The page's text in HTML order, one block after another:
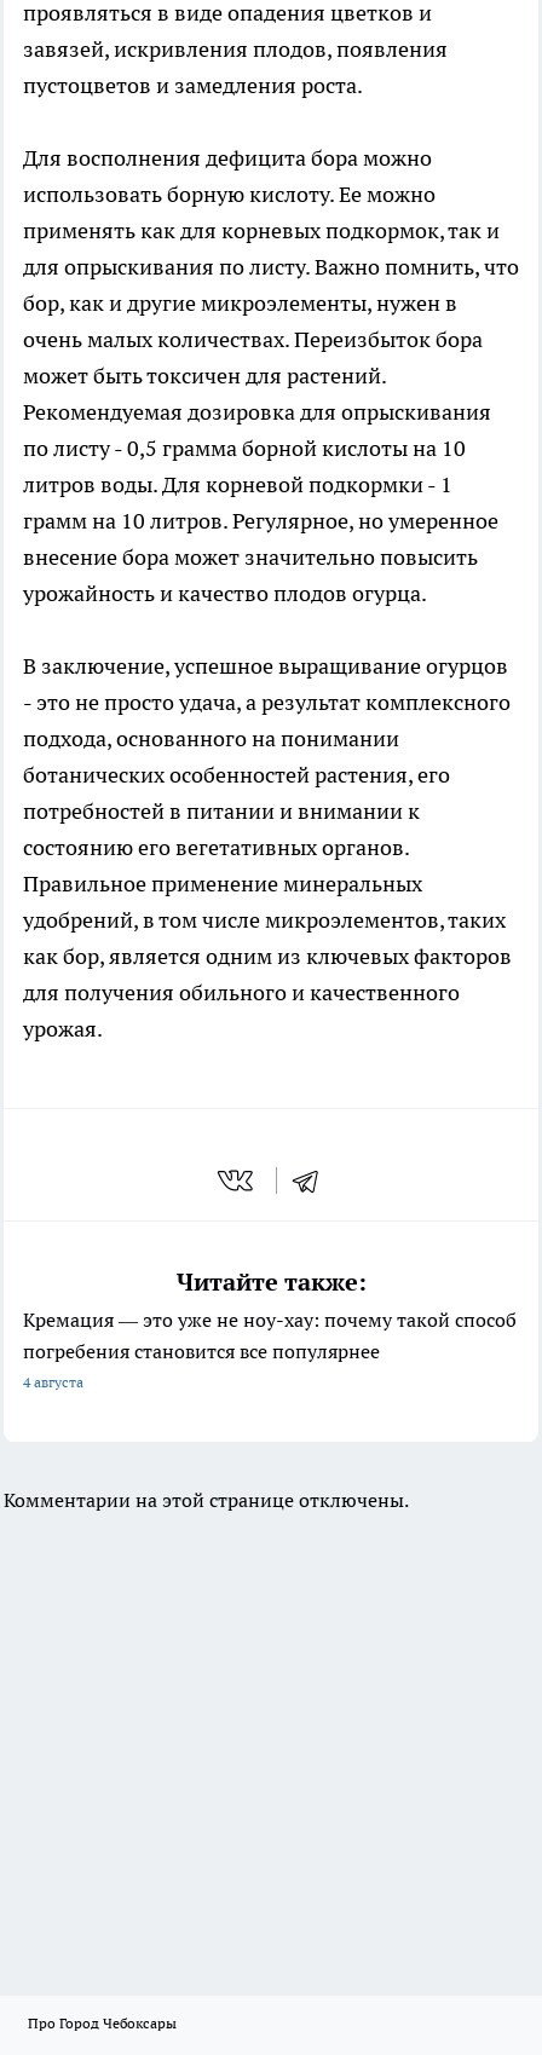
проявляться в виде опадения цветков и
завязей, искривления плодов, появления
пустоцветов и замедления роста.
Для восполнения дефицита бора можно
использовать борную кислоту. Ее можно
применять как для корневых подкормок, так и
для опрыскивания по листу. Важно помнить, что
бор, как и другие микроэлементы, нужен в
очень малых количествах. Переизбыток бора
может быть токсичен для растений.
Рекомендуемая дозировка для опрыскивания
по листу - 0,5 грамма борной кислоты на 10
литров воды. Для корневой подкормки - 1
грамм на 10 литров. Регулярное, но умеренное
внесение бора может значительно повысить
урожайность и качество плодов огурца.
В заключение, успешное выращивание огурцов
- это не просто удача, а результат комплексного
подхода, основанного на понимании
ботанических особенностей растения, его
потребностей в питании и внимании к
состоянию его вегетативных органов.
Правильное применение минеральных
удобрений, в том числе микроэлементов, таких
как бор, является одним из ключевых факторов
для получения обильного и качественного
урожая.
Читайте также:
Кремация — это уже не ноу-хау: почему такой способ
погребения становится все популярнее
4 августа
Комментарии на этой странице отключены.
Про Город Чебоксары